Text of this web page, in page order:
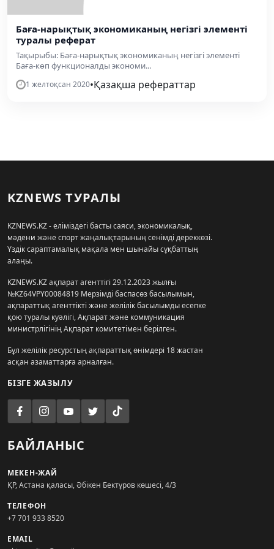
Баға-нарықтық экономиканың негізгі элементі
туралы реферат
Тақырыбы: Баға-нарықтық экономиканың негізгі элементі
Баға-көп функционалды экономи...
1 желтоқсан 2020•Қазақша рефераттар
KZNEWS ТУРАЛЫ
KZNEWS.KZ - еліміздегі басты саяси, экономикалық,
мәдени және спорт жаңалықтарының сенімді дереккөзі.
Үздік сараптамалық мақала мен шынайы сұқбаттың
алаңы.
KZNEWS.KZ ақпарат агенттігі 29.12.2023 жылғы
№KZ64VPY00084819 Мерзімді баспасөз басылымын,
ақпараттық агенттікті және желілік басылымды есепке
қою туралы куәлігі, Ақпарат және коммуникация
министрлігінің Ақпарат комитетімен берілген.
Бұл желілік ресурстың ақпараттық өнімдері 18 жастан
асқан азаматтарға арналған.
БІЗГЕ ЖАЗЫЛУ
БАЙЛАНЫС
МЕКЕН-ЖАЙ
ҚР, Астана қаласы, Әбікен Бектұров көшесі, 4/3
ТЕЛЕФОН
+7 701 933 8520
EMAIL